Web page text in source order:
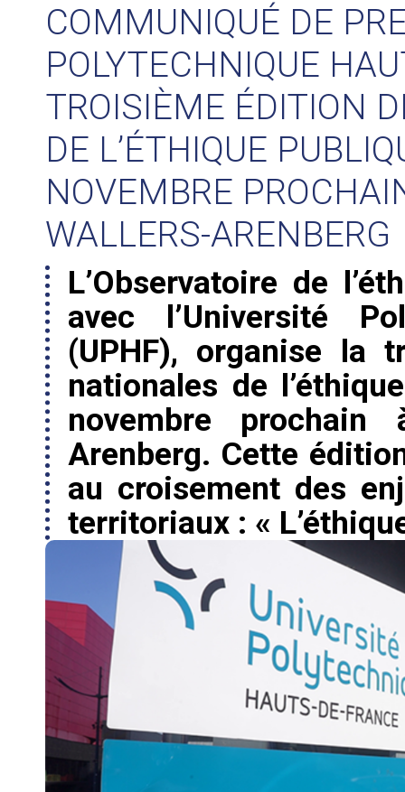
COMMUNIQUÉ DE
POLYTECHNIQUE
TROISIÈME ÉDITION
DE L’ÉTHIQUE
NOVEMBRE
WALLERS-ARENBERG
L’Observatoire de
avec l’Université
(UPHF), organise la
nationales de
novembre prochain
Arenberg. Cette
au croisement des
territoriaux : «